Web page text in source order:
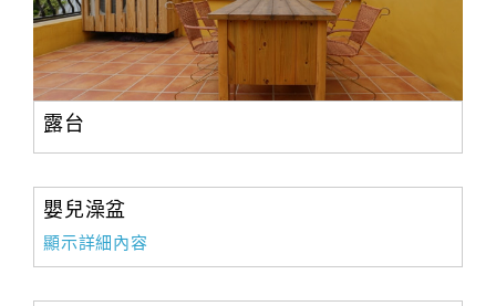
露台
嬰兒澡盆
顯示詳細內容